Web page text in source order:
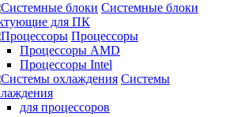
Системные блоки
для ПК
Процессоры
Процессоры AMD
Процессоры Intel
Системы
для процессоров